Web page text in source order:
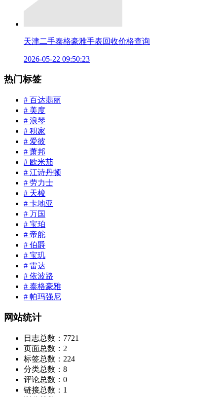
天津二手泰格豪雅手表回收价格查询
2026-05-22 09:50:23
热门标签
# 百达翡丽
# 美度
# 浪琴
# 积家
# 爱彼
# 萧邦
# 欧米茄
# 江诗丹顿
# 劳力士
# 天梭
# 卡地亚
# 万国
# 宝珀
# 帝舵
# 伯爵
# 宝玑
# 雷达
# 依波路
# 泰格豪雅
# 帕玛强尼
网站统计
日志总数： 7721
页面总数： 2
标签总数： 224
分类总数： 8
评论总数： 0
链接总数： 1